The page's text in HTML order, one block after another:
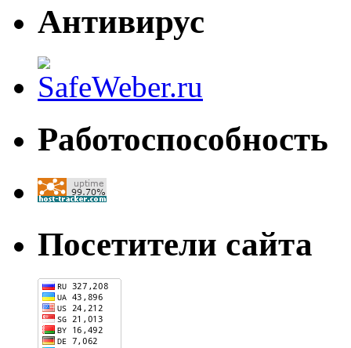
Антивирус
Работоспособность
Посетители сайта